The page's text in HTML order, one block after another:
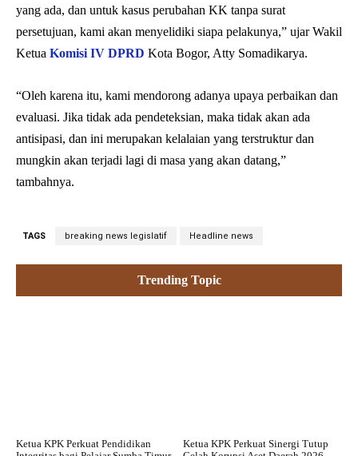
yang ada, dan untuk kasus perubahan KK tanpa surat
persetujuan, kami akan menyelidiki siapa pelakunya,” ujar Wakil
Ketua Komisi IV DPRD Kota Bogor, Atty Somadikarya.
“Oleh karena itu, kami mendorong adanya upaya perbaikan dan
evaluasi. Jika tidak ada pendeteksian, maka tidak akan ada
antisipasi, dan ini merupakan kelalaian yang terstruktur dan
mungkin akan terjadi lagi di masa yang akan datang,”
tambahnya.
TAGS breaking news legislatif Headline news
Trending Topic
Ketua KPK Perkuat Pendidikan
Ketua KPK Perkuat Sinergi Tutup